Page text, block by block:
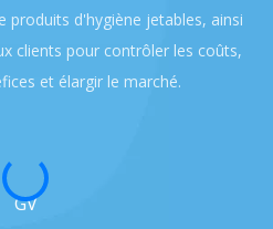
produits d'hygiène jetables, ainsi
clients pour contrôler les coûts,
et élargir le marché.
GV